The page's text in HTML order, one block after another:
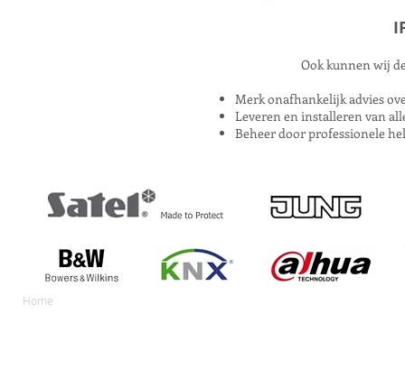
Ook kunnen wij
Merk onafhankelijk advies
Leveren en installeren van
Beheer door professionele
Home